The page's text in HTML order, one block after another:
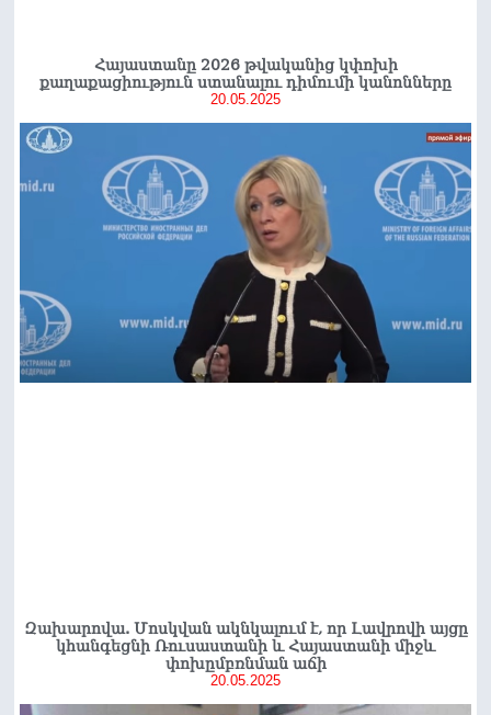
Հայաստանը 2026 թվականից կփոխի
քաղաքացիություն ստանալու դիմումի կանոնները
20.05.2025
Զախարովա. Մոսկվան ակնկալում է, որ Լավրովի այցը
կհանգեցնի Ռուսաստանի և Հայաստանի միջև
փոխըմբռնման աճի
20.05.2025